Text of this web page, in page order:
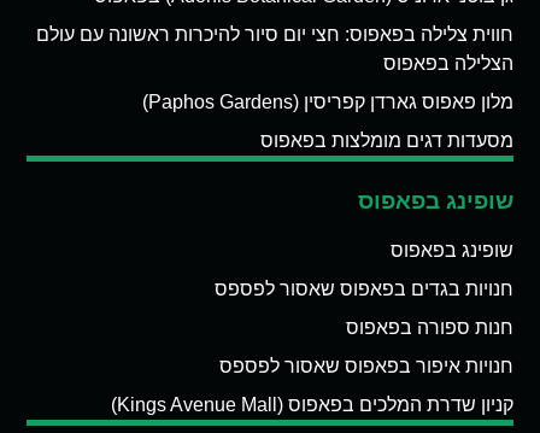
חווית צלילה בפאפוס: חצי יום סיור להיכרות ראשונה עם עולם
הצלילה בפאפוס
מלון פאפוס גארדן קפריסין (Paphos Gardens)
מסעדות דגים מומלצות בפאפוס
שופינג בפאפוס
שופינג בפאפוס
חנויות בגדים בפאפוס שאסור לפספס
חנות ספורה בפאפוס
חנויות איפור בפאפוס שאסור לפספס
קניון שדרת המלכים בפאפוס (Kings Avenue Mall)